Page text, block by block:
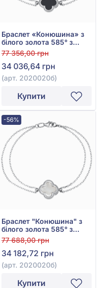
Браслет «Конюшина» з
білого золота 585° з
Чорним Оніксом, арт.
2020020б
77 356,00 грн
34 036,64 грн
(арт. 2020020б)
Купити
-56%
Браслет "Конюшина" з
білого золота 585° з
перламутром, арт.
2020020б
77 688,00 грн
34 182,72 грн
(арт. 2020020б)
Купити